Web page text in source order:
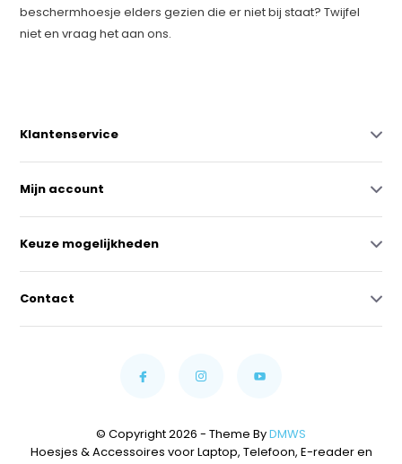
beschermhoesje elders gezien die er niet bij staat? Twijfel
niet en vraag het aan ons.
Klantenservice
Mijn account
Keuze mogelijkheden
Contact
© Copyright 2026 - Theme ByDMWS
Hoesjes & Accessoires voor Laptop, Telefoon, E-reader en